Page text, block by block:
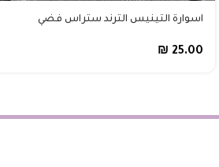
اسوارة التينيس الترند ستراس فضي
₪ 25.00